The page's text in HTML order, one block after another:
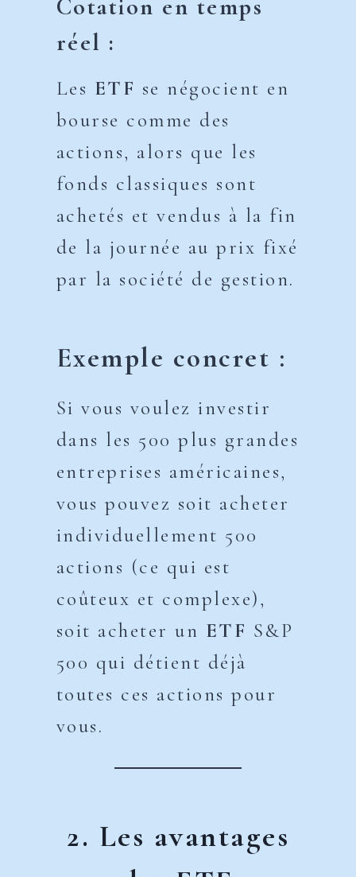
Cotation en temps
réel :
Les ETF se négocient en
bourse comme des
actions, alors que les
fonds classiques sont
achetés et vendus à la fin
de la journée au prix fixé
par la société de gestion.
Exemple concret :
Si vous voulez investir
dans les 500 plus grandes
entreprises américaines,
vous pouvez soit acheter
individuellement 500
actions (ce qui est
coûteux et complexe),
soit acheter un ETF S&P
500 qui détient déjà
toutes ces actions pour
vous.
2. Les avantages